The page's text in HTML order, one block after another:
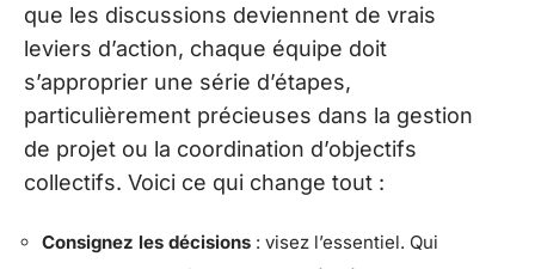
que les discussions deviennent de vrais
leviers d’action, chaque équipe doit
s’approprier une série d’étapes,
particulièrement précieuses dans la gestion
de projet ou la coordination d’objectifs
collectifs. Voici ce qui change tout :
Consignez les décisions : visez l’essentiel. Qui